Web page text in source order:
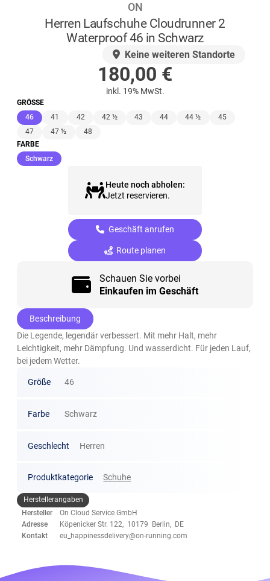
ON
Herren Laufschuhe Cloudrunner 2
Waterproof 46 in Schwarz
Keine weiteren Standorte
180,00 €
inkl. 19% MwSt.
GRÖSSE
46(ausgewählt)
41 42 42 ½ 43 44 44 ½
45
47
47 ½
48
FARBE
Schwarz(ausgewählt)
Heute noch abholen:
Jetzt reservieren.
Geschäft anrufen
Route planen
Schauen Sie vorbei
Einkaufen im Geschäft
Beschreibung
Die Legende, legendär verbessert. Mit mehr Halt, mehr
Leichtigkeit, mehr Dämpfung. Und wasserdicht. Für jeden Lauf,
bei jedem Wetter.
Größe 46
Farbe Schwarz
Geschlecht Herren
Produktkategorie Schuhe
Herstellerangaben
Hersteller
On Cloud Service GmbH
Adresse
Köpenicker Str. 122, 10179 Berlin, DE
Kontakt
eu_happinessdelivery@on-running.com